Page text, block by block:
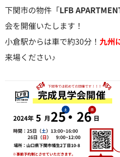
下関市の物件「LFB
会を開催いたします！
小倉駅からは車で約30分！ 九州
来場ください♪